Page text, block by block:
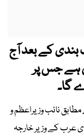
بندی کے بعد آج
ہے جس پر
گا۔
نائب وزیراعظم و
عرب کے وزیر خارجہ